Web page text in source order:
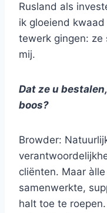
Rusland als
ik gloeiend
tewerk gingen: ze
mij.
Dat ze u
boos?
Browder:
cliënten. Maar
samenwerkte,
halt toe te